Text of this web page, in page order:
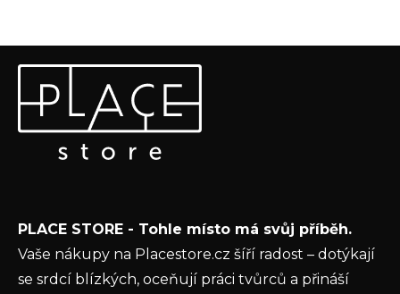
Odebírat newsletter
Vložte svůj e-mail a my vám budeme zasílat informace o
nových produktech na našem e-shopu.
ochrany osobních údajů
PŘIHLÁSIT SE
PLACE STORE - Tohle místo má svůj příběh.
Vaše nákupy na Placestore.cz šíří radost – dotýkají
se srdcí blízkých, oceňují práci tvůrců a přináší